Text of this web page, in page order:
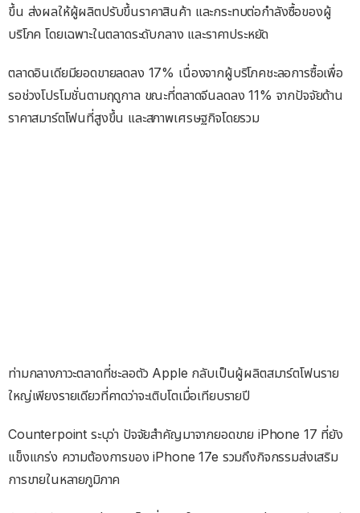
ขึ้น ส่งผลให้ผู้ผลิตปรับขึ้นราคาสินค้า และกระทบต่อกำลังซื้อของผู้
บริโภค โดยเฉพาะในตลาดระดับกลาง และราคาประหยัด
ตลาดอินเดียมียอดขายลดลง 17% เนื่องจากผู้บริโภคชะลอการซื้อเพื่อ
รอช่วงโปรโมชั่นตามฤดูกาล ขณะที่ตลาดจีนลดลง 11% จากปัจจัยด้าน
ราคาสมาร์ตโฟนที่สูงขึ้น และสภาพเศรษฐกิจโดยรวม
ท่ามกลางภาวะตลาดที่ชะลอตัว Apple กลับเป็นผู้ผลิตสมาร์ตโฟนราย
ใหญ่เพียงรายเดียวที่คาดว่าจะเติบโตเมื่อเทียบรายปี
Counterpoint ระบุว่า ปัจจัยสำคัญมาจากยอดขาย iPhone 17 ที่ยัง
แข็งแกร่ง ความต้องการของ iPhone 17e รวมถึงกิจกรรมส่งเสริม
การขายในหลายภูมิภาค